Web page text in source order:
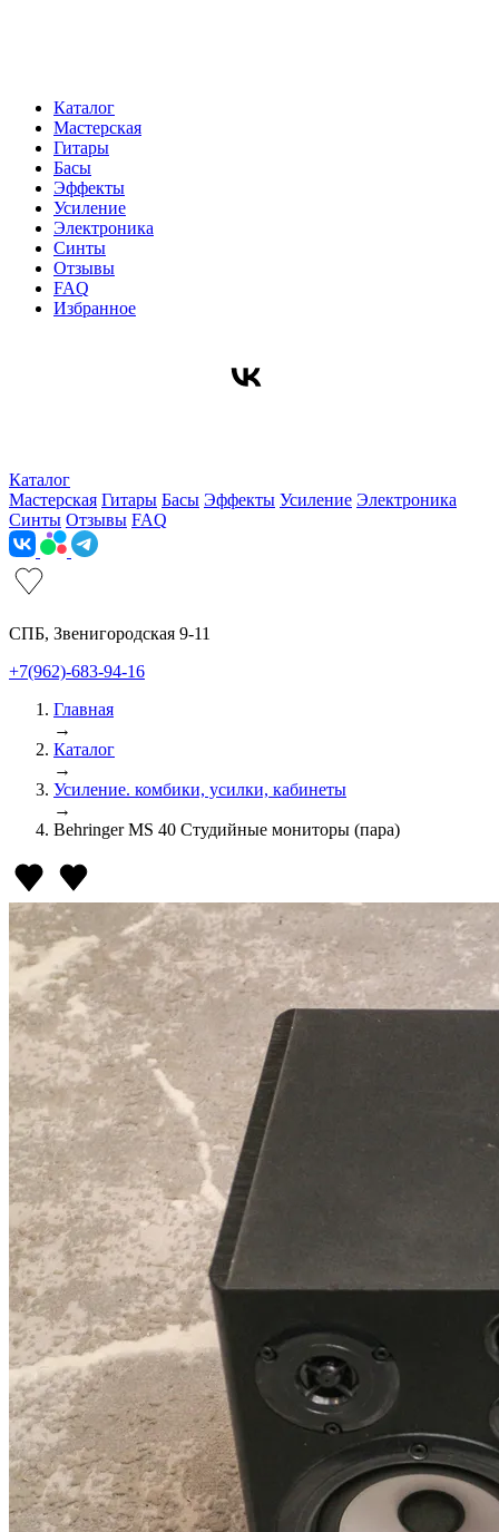
Каталог
Мастерская
Гитары
Басы
Эффекты
Усиление
Электроника
Синты
Отзывы
FAQ
Избранное
Каталог
Мастерская Гитары Басы Эффекты Усиление Электроника
Синты Отзывы FAQ
СПБ, Звенигородская 9-11
+7(962)-683-94-16
Главная
→
Каталог
→
Усиление. комбики, усилки, кабинеты
→
Behringer MS 40 Студийные мониторы (пара)